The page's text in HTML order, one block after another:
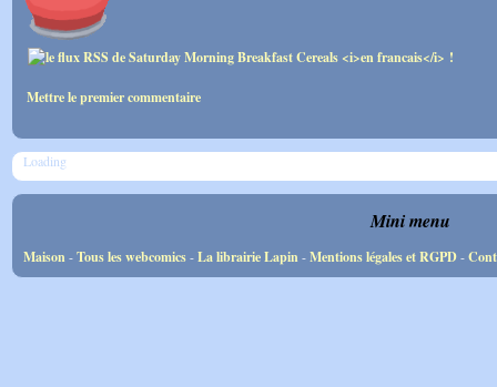
Mettre le premier commentaire
Loading
Mini menu
Maison-Tous les webcomics-La librairie Lapin-Mentions légales et RGPD-